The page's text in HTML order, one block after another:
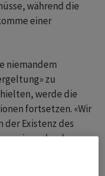
während die
einer
niemandem
zu
werde die
fortsetzen. «Wir
der Existenz des
oder dem